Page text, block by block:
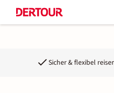
Sicher & flexibel